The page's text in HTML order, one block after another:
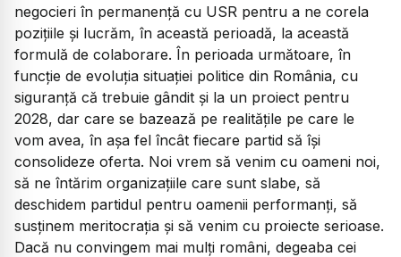
negocieri în permanență cu USR pentru a ne corela
pozițiile și lucrăm, în această perioadă, la această
formulă de colaborare. În perioada următoare, în
funcție de evoluția situației politice din România, cu
siguranță că trebuie gândit și la un proiect pentru
2028, dar care se bazează pe realitățile pe care le
vom avea, în așa fel încât fiecare partid să își
consolideze oferta. Noi vrem să venim cu oameni noi,
să ne întărim organizațiile care sunt slabe, să
deschidem partidul pentru oamenii performanți, să
susținem meritocrația și să venim cu proiecte serioase.
Dacă nu convingem mai mulți români, degeaba cei